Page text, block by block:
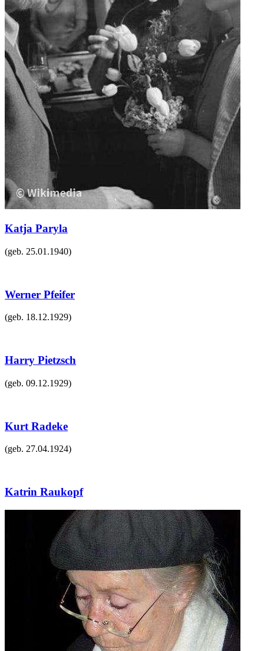
Katja Paryla
(geb. 25.01.1940)
Werner Pfeifer
(geb. 18.12.1929)
Harry Pietzsch
(geb. 09.12.1929)
Kurt Radeke
(geb. 27.04.1924)
Katrin Raukopf